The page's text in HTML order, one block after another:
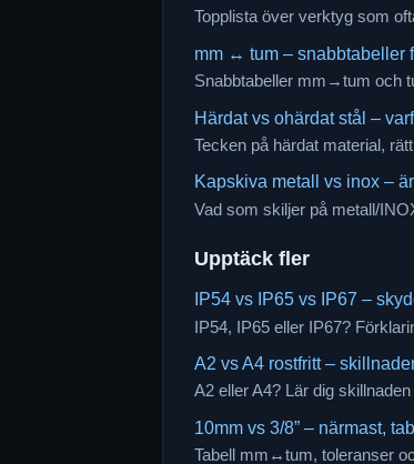
Topplista över verktyg som
mm ↔ tum – snabbtabeller
Snabbtabeller mm→tum och
Härdat vs ohärdat stål –
Tecken på härdat material,
Kapskiva metall vs inox –
Vad som skiljer på metall/
Upptäck fler
IP54 vs IP65 vs IP67 –
IP54, IP65 eller IP67?
A2 vs A4 rostfritt –
A2 eller A4? Lär dig
10mm vs 3/8” – närmast,
Tabell mm↔tum, toleranser